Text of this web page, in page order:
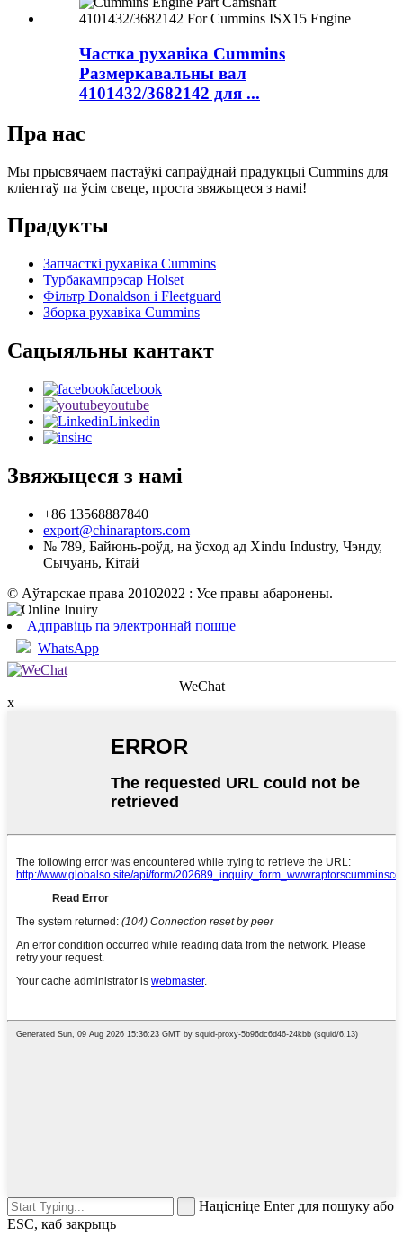
Частка рухавіка Cummins
Размеркавальны вал
4101432/3682142 для ...
Пра нас
Мы прысвячаем пастаўкі сапраўднай прадукцыі Cummins для
кліентаў па ўсім свеце, проста звяжыцеся з намі!
Прадукты
Запчасткі рухавіка Cummins
Турбакампрэсар Holset
Фільтр Donaldson і Fleetguard
Зборка рухавіка Cummins
Сацыяльны кантакт
facebook
youtube
Linkedin
інс
Звяжыцеся з намі
+86 13568887840
export@chinaraptors.com
№ 789, Байюнь-роўд, на ўсход ад Xindu Industry, Чэнду,
Сычуань, Кітай
© Аўтарскае права 20102022 : Усе правы абаронены.
Адправіць па электроннай пошце
WhatsApp
WeChat
x
Націсніце Enter для пошуку або
ESC, каб закрыць